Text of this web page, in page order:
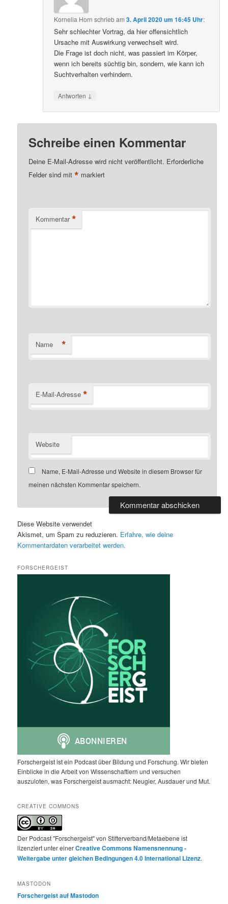
Kornelia Horn schriebam3. April 2020 um 16:45 Uhr:
Sehr schlechter Vortrag, da hier offensichtlich
Ursache mit Auswirkung verwechselt wird.
Die Frage ist doch nicht, was passiert im Körper,
wenn ich bereits süchtig bin, sondern, wie kann ich
Suchtverhalten verhindern.
Antworten ↓
Schreibe einen Kommentar
Deine E-Mail-Adresse wird nicht veröffentlicht. Erforderliche
Felder sind mit* markiert
Kommentar *
Name *
E-Mail-Adresse *
Website
Name, E-Mail-Adresse und Website in diesem Browser für
meinen nächsten Kommentar speichern.
Diese Website verwendet
Akismet, um Spam zu reduzieren. Erfahre, wie deine
Kommentardaten verarbeitet werden.
FORSCHERGEIST
Forschergeist ist ein Podcast über Bildung und Forschung. Wir bieten
Einblicke in die Arbeit von Wissenschaftlern und versuchen
auszuloten, was Forschergeist ausmacht: Neugier, Ausdauer und Mut.
CREATIVE COMMONS
Der Podcast "Forschergeist" von Stifterverband/Metaebene ist
lizenziert unter einerCreative Commons Namensnennung -
Weitergabe unter gleichen Bedingungen 4.0 International Lizenz.
MASTODON
Forschergeist auf Mastodon